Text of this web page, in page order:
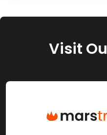
Visit